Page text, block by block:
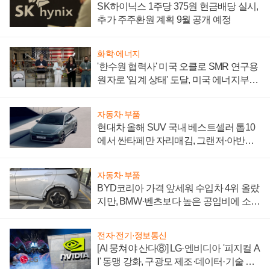
SK하이닉스 1주당 375원 현금배당 실시,
추가 주주환원 계획 9월 공개 예정
화학·에너지
'한수원 협력사' 미국 오클로 SMR 연구용
원자로 '임계 상태' 도달, 미국 에너지부
자동차·부품
현대차 올해 SUV 국내 베스트셀러 톱10
에서 싼타페만 자리매김, 그랜저·아반떼
자동차·부품
BYD코리아 가격 앞세워 수입차 4위 올랐
지만, BMW·벤츠보다 높은 공임비에 소비
전자·전기·정보통신
[AI 뭉쳐야 산다⑧] LG·엔비디아 '피지컬 A
I' 동맹 강화, 구광모 제조·데이터·기술 결